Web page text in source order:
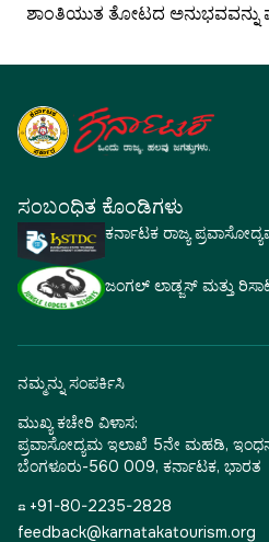
ಶಾಂತಿಯುತ ತೋಟದ
ಸಂಬಂಧಿತ ಕೊಂಡಿಗಳು
ಕರ್ನಾಟಕ ರಾಜ್ಯ
ಜಂಗಲ್ ಲಾಡ್ಜಸ್ ಮತ್ತು
ನಮ್ಮನ್ನು ಸಂಪರ್ಕಿಸಿ
ಮುಖ್ಯ ಕಚೇರಿ ವಿಳಾಸ:
ಪ್ರವಾಸೋದ್ಯಮ ಇಲಾಖೆ 5ನೇ ಮಹಡಿ,
ಬೆಂಗಳೂರು-560 009, ಕರ್ನಾಟಕ, ಭಾರತ
☎ +91-80-2235-2828
feedback@karnatakatourism.org